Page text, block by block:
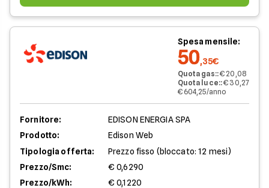
Spesa mensile:
50,35€
Quota gas::€ 20,08
Quota luce::€ 30,27
€ 604,25/anno
Fornitore:
EDISON ENERGIA SPA
Prodotto:
Edison Web
Tipologia offerta:
Prezzo fisso (bloccato: 12 mesi)
Prezzo/Smc:
€ 0,6290
Prezzo/kWh:
€ 0,1220